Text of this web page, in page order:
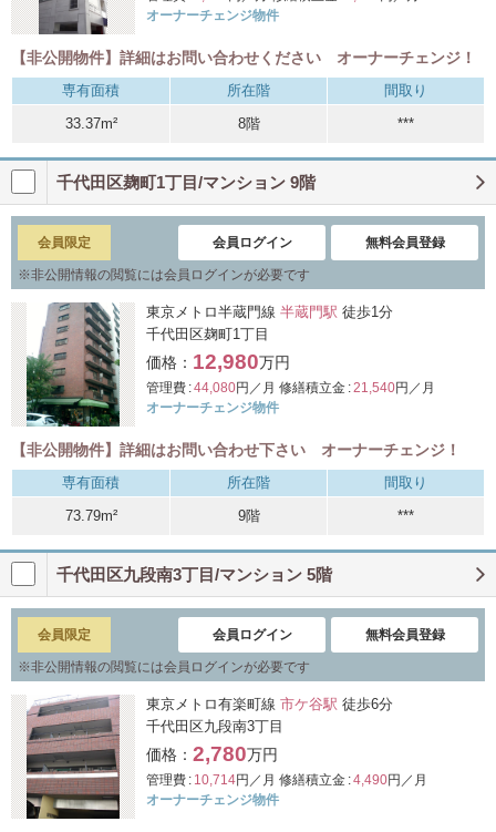
オーナーチェンジ物件
【非公開物件】詳細はお問い合わせください オーナーチェンジ！
専有面積 所在階
間取り
33.37m²
8階 ***
千代田区麹町1丁目/マンション 9階
会員限定 会員ログイン 無料会員登録
※非公開情報の閲覧には会員ログインが必要です
東京メトロ半蔵門線 半蔵門駅 徒歩1分
千代田区麹町1丁目
価格： 12,980万円
管理費 :44,080円／月 修繕積立金 :21,540円／月
オーナーチェンジ物件
【非公開物件】詳細はお問い合わせ下さい オーナーチェンジ！
専有面積 所在階
間取り
73.79m²
9階 ***
千代田区九段南3丁目/マンション 5階
会員限定 会員ログイン 無料会員登録
※非公開情報の閲覧には会員ログインが必要です
東京メトロ有楽町線 市ケ谷駅 徒歩6分
千代田区九段南3丁目
価格： 2,780万円
管理費 : 10,714円／月 修繕積立金 :4,490円／月
オーナーチェンジ物件